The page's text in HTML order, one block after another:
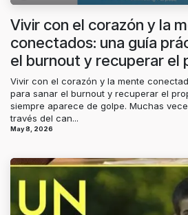
Vivir con el corazón y la
conectados: una guía
el burnout y recuperar el
Vivir con el corazón y la mente
para sanar el burnout y recuperar el
siempre aparece de golpe. Muchas
través del can...
May 8, 2026